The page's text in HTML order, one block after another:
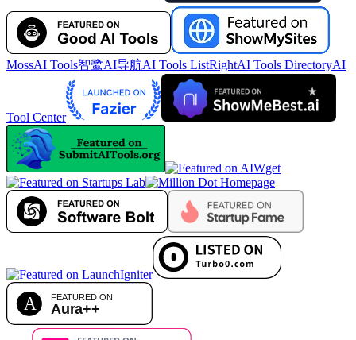
MossAI Tools智鹭AI导航AI Tools ListRightAI Tools DirectoryAI
Tool Center